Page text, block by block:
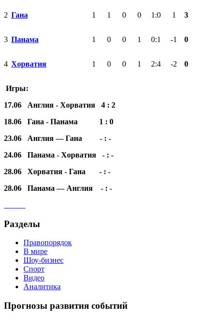
2 Гана 1 1 0 0 1:0 1 3
3 Панама 1 0 0 1 0:1 -1 0
4 Хорватия 1 0 0 1 2:4 -2 0
Игры:
17.06 Англия - Хорватия 4 : 2
18.06 Гана - Панама 1 : 0
23.06 Англия — Гана - : -
24.06 Панама - Хорватия - : -
28.06 Хорватия - Гана - : -
28.06 Панама — Англия - : -
Разделы
Правопорядок
В мире
Шоу-бизнес
Спорт
Видео
Аналитика
Прогнозы развития событий